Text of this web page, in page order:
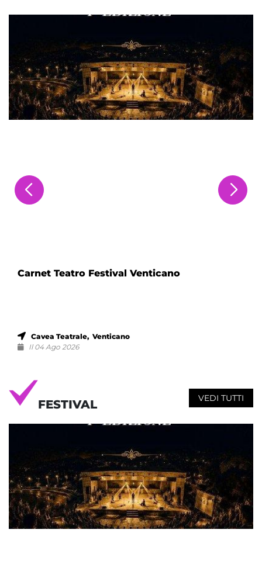
Carnet Teatro Festival Venticano
Cavea Teatrale, Venticano
Il 04 Ago 2026
FESTIVAL VEDI TUTTI